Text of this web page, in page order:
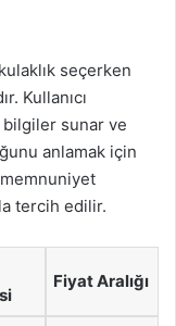
seçerken
Kullanıcı
sunar ve
anlamak için
tercih edilir.
Fiyat Aralığı